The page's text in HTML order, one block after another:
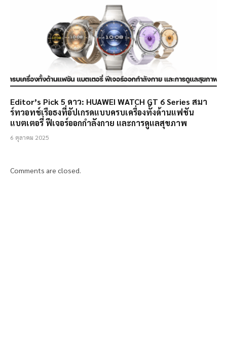
Editor’s Pick 5 ดาว: HUAWEI WATCH GT 6 Series สมา
ร์ทวอทช์เรือธงที่อัปเกรดแบบครบเครื่องทั้งด้านแฟชัน
แบตเตอรี่ ฟีเจอร์ออกกำลังกาย และการดูแลสุขภาพ
6 ตุลาคม 2025
Comments are closed.